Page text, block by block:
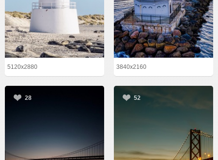
5120x2880 3840x2160
28 52